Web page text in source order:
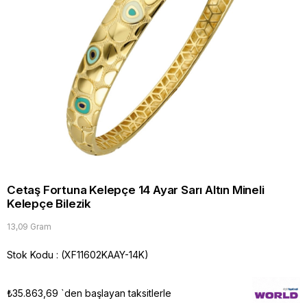
Cetaş Fortuna Kelepçe 14 Ayar Sarı Altın Mineli
Kelepçe Bilezik
13,09 Gram
Stok Kodu (XF11602KAAY-14K)
₺35.863,69 `den başlayan taksitlerle